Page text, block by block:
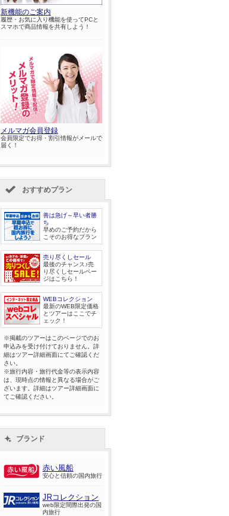
新機能のご案内
履歴・お気に入り機能を使ってPCと
スマホで商品情報を共有しよう！
メルマガ会員登録
会員限定でお得・割引情報がメールで
届く！
おすすめプラン
善は急げ～早い者勝
ち
早めのご予約だから
こそのお得なプラン
売り尽くしセール
最後のチャンス♪売
り尽くしセールペー
ジはこちら！
WEBコレクション
最新のWEB限定価格
とツアーはここでチ
ェック！
※掲載のツアーはこのページでのお
申込みを受け付けておりません。詳
細はツアー詳細画面にてご確認くだ
さい。
※旅行内容・旅行代金等の表示内容
は、現時点の情報と異なる場合がご
ざいます。詳細はツアー詳細画面に
てご確認ください。
ブランド
赤い風船
安心と信頼の国内旅行
JRコレクション
web限定間際出発の国
内旅行